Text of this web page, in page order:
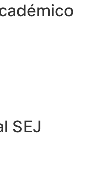
SEJ